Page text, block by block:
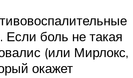
Если боль не такая
(или Мирлокс,
окажет